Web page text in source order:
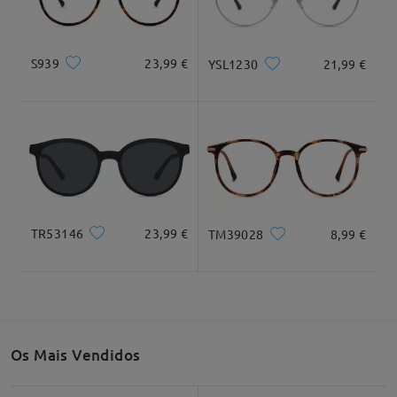
Largura total
134mm/ 5,28"
Comprimento da haste
145mm/ 5,71"
S939 23,99 € YSL1230 21,99 €
TR53146 23,99 € TM39028 8,99 €
Os Mais Vendidos